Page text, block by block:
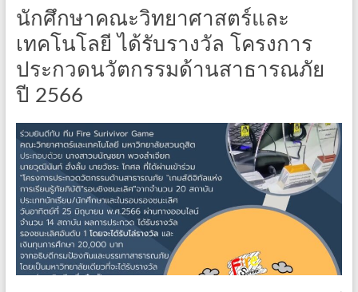
นักศึกษาคณะวิทยาศาสตร์และ
เทคโนโลยี ได้รับรางวัล โครงการ
ประกวดนวัตกรรมด้านสาธารณภัย
ปี 2566